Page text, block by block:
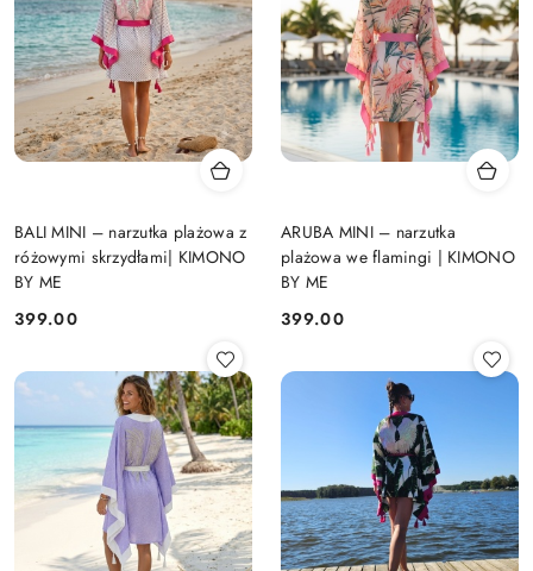
BALI MINI – narzutka plażowa z
różowymi skrzydłami| KIMONO
BY ME
Cena:
399.00
ARUBA MINI – narzutka
plażowa we flamingi | KIMONO
BY ME
Cena:
399.00